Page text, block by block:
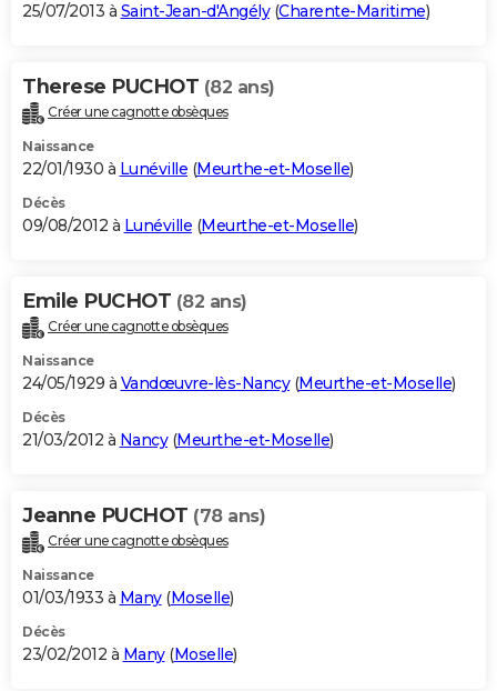
25/07/2013 à Saint-Jean-d'Angély(Charente-Maritime)
Therese PUCHOT (82 ans)
Créer une cagnotte obsèques
Naissance
22/01/1930 à Lunéville (Meurthe-et-Moselle)
Décès
09/08/2012 à Lunéville (Meurthe-et-Moselle)
Emile PUCHOT (82 ans)
Créer une cagnotte obsèques
Naissance
24/05/1929 à Vandœuvre-lès-Nancy(Meurthe-et-Moselle)
Décès
21/03/2012 à Nancy(Meurthe-et-Moselle)
Jeanne PUCHOT (78 ans)
Créer une cagnotte obsèques
Naissance
01/03/1933 à Many(Moselle)
Décès
23/02/2012 à Many(Moselle)